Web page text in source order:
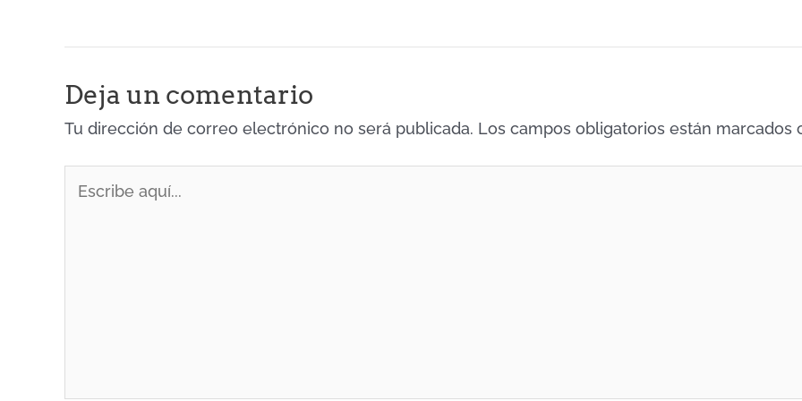
Deja un comentario
Tu dirección de correo electrónico no será publicada. Los campos obligatorios están marcados
aquí...